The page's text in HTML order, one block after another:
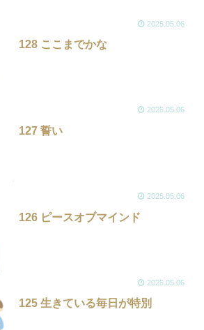
2025.05.06
128 ここまでかな
2025.05.06
127 誓い
2025.05.06
126 ピースオブマインド
2025.05.06
125 生きている毎日が特別